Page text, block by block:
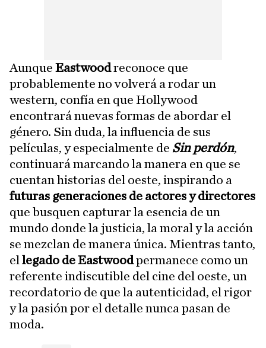
Aunque Eastwoodreconoce que
probablemente no volverá a rodar un
western, confía en que Hollywood
encontrará nuevas formas de abordar el
género. Sin duda, la influencia de sus
películas, y especialmente de Sin perdón,
continuará marcando la manera en que se
cuentan historias del oeste, inspirando a
futuras generaciones de actores y directores
que busquen capturar la esencia de un
mundo donde la justicia, la moral y la acción
se mezclan de manera única. Mientras tanto,
el legado de Eastwoodpermanece como un
referente indiscutible del cine del oeste, un
recordatorio de que la autenticidad, el rigor
y la pasión por el detalle nunca pasan de
moda.